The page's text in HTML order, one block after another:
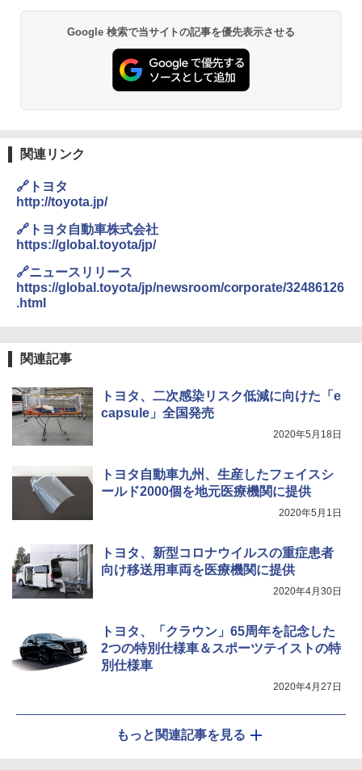
Google 検索で当サイトの記事を優先表示させる
関連リンク
🔗トヨタ
http://toyota.jp/
🔗トヨタ自動車株式会社
https://global.toyota/jp/
🔗ニュースリリース
https://global.toyota/jp/newsroom/corporate/32486126
.html
関連記事
トヨタ、二次感染リスク低減に向けた「e
capsule」全国発売
2020年5月18日
トヨタ自動車九州、生産したフェイスシ
ールド2000個を地元医療機関に提供
2020年5月1日
トヨタ、新型コロナウイルスの重症患者
向け移送用車両を医療機関に提供
2020年4月30日
トヨタ、「クラウン」65周年を記念した
2つの特別仕様車＆スポーツテイストの特
別仕様車
2020年4月27日
もっと関連記事を見る